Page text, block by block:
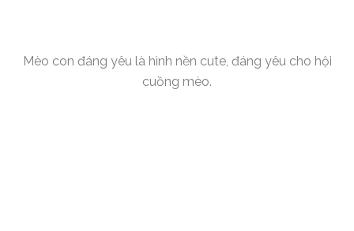
Mèo con đáng yêu là hình nền cute, đáng yêu cho hội
cuồng mèo.